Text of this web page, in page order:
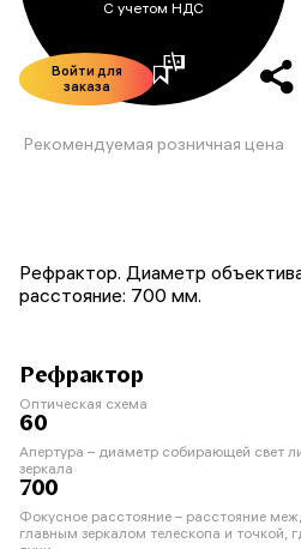
С учетом НДС
Войти для
заказа
Рекомендуемая розничная цена
Рефрактор. Диаметр
расстояние: 700 мм.
Рефрактор
Оптическая схема
60
Апертура – диаметр собирающей свет
зеркала
700
Фокусное расстояние – расстояние
главным зеркалом телескопа и точкой,